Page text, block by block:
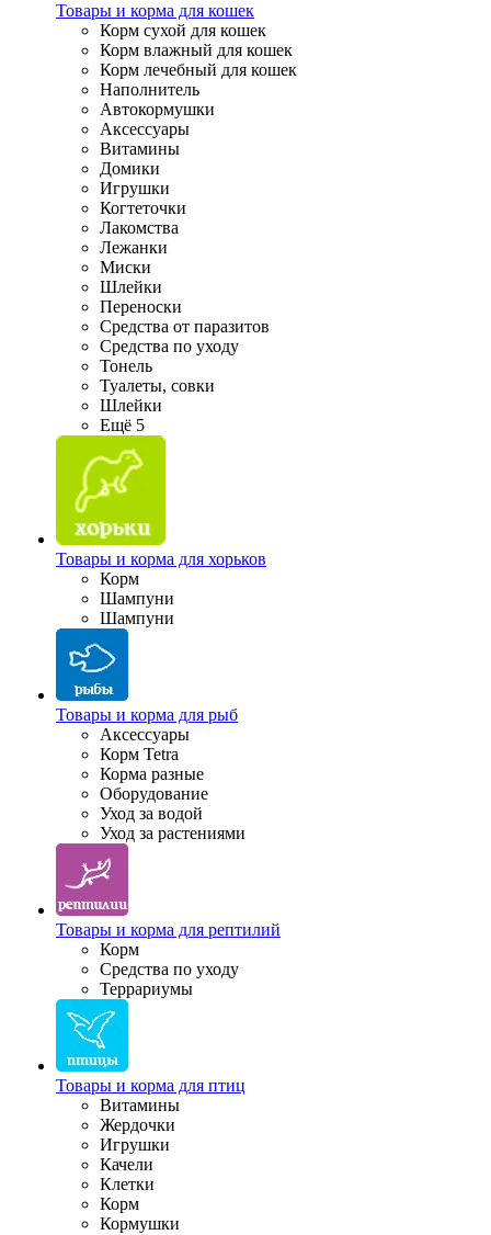
Товары и корма для кошек
Корм сухой для кошек
Корм влажный для кошек
Корм лечебный для кошек
Наполнитель
Автокормушки
Аксессуары
Витамины
Домики
Игрушки
Когтеточки
Лакомства
Лежанки
Миски
Шлейки
Переноски
Средства от паразитов
Средства по уходу
Тонель
Туалеты, совки
Шлейки
Ещё 5
Товары и корма для хорьков
Корм
Шампуни
Шампуни
Товары и корма для рыб
Аксессуары
Корм Tetra
Корма разные
Оборудование
Уход за водой
Уход за растениями
Товары и корма для рептилий
Корм
Средства по уходу
Террариумы
Товары и корма для птиц
Витамины
Жердочки
Игрушки
Качели
Клетки
Корм
Кормушки